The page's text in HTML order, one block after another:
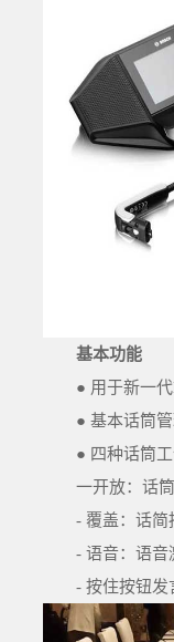
基本功能
● 用于新一代
● 基本话筒管
● 四种话筒
一开放：话
- 覆盖：话简
- 语音：语音
- 按住按钮发